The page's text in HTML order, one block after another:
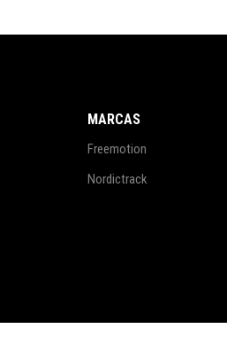
MARCAS
Freemotion
Nordictrack